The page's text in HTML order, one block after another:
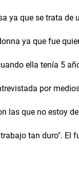
ya que se trata
ya que fue
ella tenía 5
por
las que no estoy
tan duro". El